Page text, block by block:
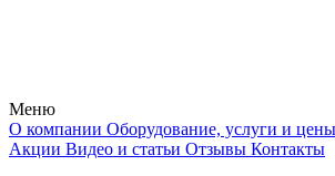
Меню
О компании Оборудование, услуги и цены
Акции Видео и статьи Отзывы Контакты